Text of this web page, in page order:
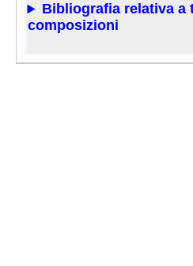
Bibliografia relativa a
composizioni